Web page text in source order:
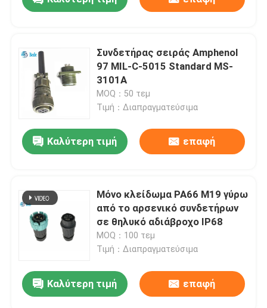
Συνδετήρας σειράς Amphenol
97 MIL-C-5015 Standard MS-
3101A
MOQ：50 τεμ
Τιμή：Διαπραγματεύσιμα
Καλύτερη τιμή επαφή
Μόνο κλείδωμα PA66 M19 γύρω
από το αρσενικό συνδετήρων
σε θηλυκό αδιάβροχο IP68
MOQ：100 τεμ
Τιμή：Διαπραγματεύσιμα
Καλύτερη τιμή επαφή